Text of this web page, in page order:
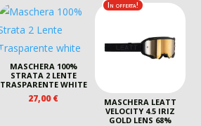
ORIGINALE
ERA:
ATTUALE
MASCHERA 100%
STRATA 2 LENTE
TRASPARENTE WHITE
27,00€
In offerta!
MASCHERA LEATT
VELOCITY 4.5 IRIZ
GOLD LENS 68%